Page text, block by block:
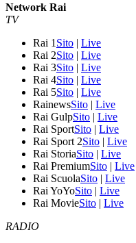
Network Rai
TV
Rai 1 Sito | Live
Rai 2Sito | Live
Rai 3Sito | Live
Rai 4Sito | Live
Rai 5Sito | Live
RainewsSito | Live
Rai GulpSito | Live
Rai SportSito | Live
Rai Sport 2Sito | Live
Rai StoriaSito | Live
Rai PremiumSito | Live
Rai ScuolaSito | Live
Rai YoYoSito | Live
Rai MovieSito | Live
RADIO